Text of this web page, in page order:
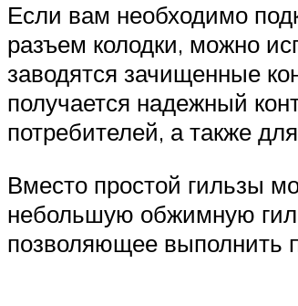
Если вам необходимо
разъем колодки, можно
заводятся зачищенные
получается надежный
потребителей, а также
Вместо простой гильзы
небольшую обжимную
позволяющее выполнить